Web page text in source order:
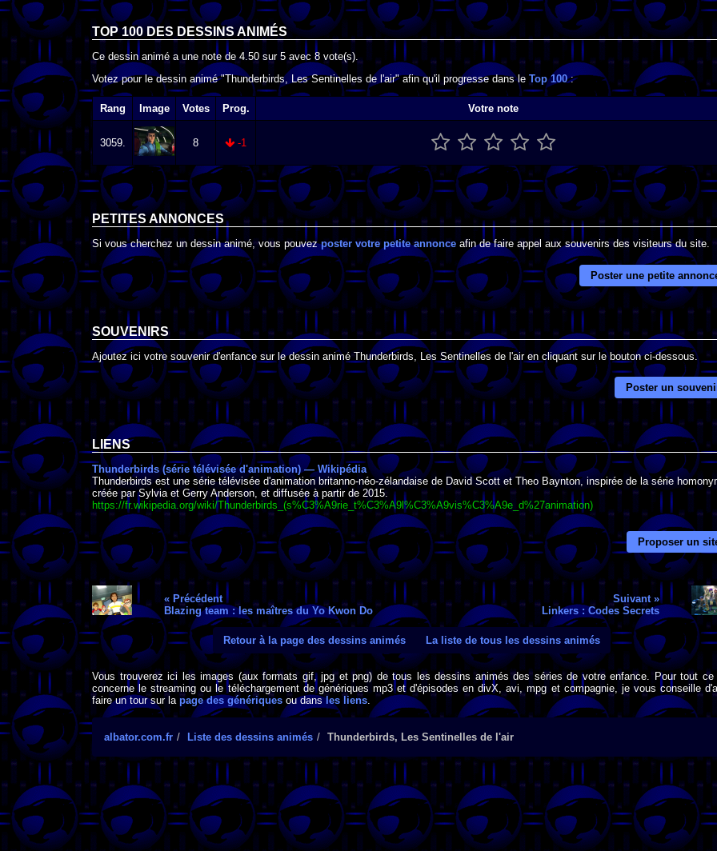
TOP 100 DES DESSINS ANIMÉS
Ce dessin animé a une note de 4.50 sur 5 avec 8 vote(s).
Votez pour le dessin animé "Thunderbirds, Les Sentinelles de l'air" afin qu'il progresse dans le Top 100:
Rang Image Votes Prog. Votre note
3059. 8 -1
PETITES ANNONCES
Si vous cherchez un dessin animé, vous pouvezposter votre petite annonce afin de faire appel aux souvenirs des visiteurs du site.
Poster une petite
SOUVENIRS
Ajoutez ici votre souvenir d'enfance sur le dessin animé Thunderbirds, Les Sentinelles de l'air en cliquant sur le bouton ci-dessous.
Poster un
LIENS
Thunderbirds (série télévisée d'animation) — Wikipédia
Thunderbirds est une série télévisée d'animation britanno-néo-zélandaise de David Scott et Theo Baynton, inspirée de la série
créée par Sylvia et Gerry Anderson, et diffusée à partir de 2015.
https://fr.wikipedia.org/wiki/Thunderbirds_(s%C3%A9rie_t%C3%A9l%C3%A9vis%C3%A9e_d%27animation)
Proposer un
« Précédent
Blazing team : les maîtres du Yo Kwon Do
Suivant »
Linkers : Codes Secrets
Retour à la page des dessins animés La liste de tous les dessins animés
Vous trouverez ici les images (aux formats gif, jpg et png) de tous les dessins animés des séries de votre enfance. Pour tout ce
concerne le streaming ou le téléchargement de génériques mp3 et d'épisodes en divX, avi, mpg et compagnie, je vous conseille
faire un tour sur la page des génériques ou dansles liens.
albator.com.fr Liste des dessins animés Thunderbirds, Les Sentinelles de l'air